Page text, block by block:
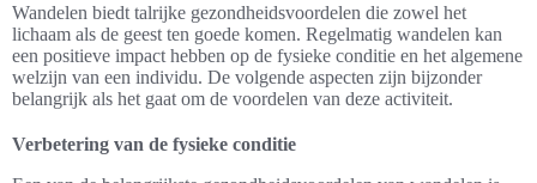
Wandelen biedt talrijke gezondheidsvoordelen die zowel het
lichaam als de geest ten goede komen. Regelmatig wandelen kan
een positieve impact hebben op de fysieke conditie en het algemene
welzijn van een individu. De volgende aspecten zijn bijzonder
belangrijk als het gaat om de voordelen van deze activiteit.
Verbetering van de fysieke conditie